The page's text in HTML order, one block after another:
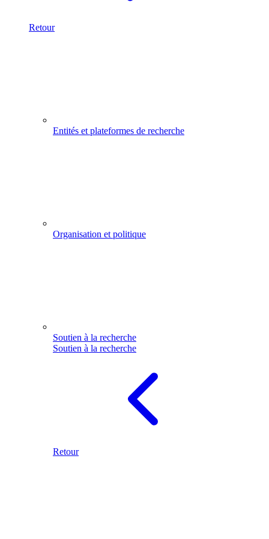
Retour
Entités et plateformes de recherche
Organisation et politique
Soutien à la recherche
Soutien à la recherche
Retour